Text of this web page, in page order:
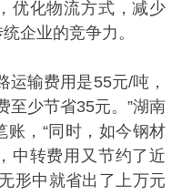
优化物流方式，减少
企业的竞争力。
输费用是55元/吨，
至少节省35元。”湖南
账，“同时，如今钢材
中转费用又节约了近
形中就省出了上万元